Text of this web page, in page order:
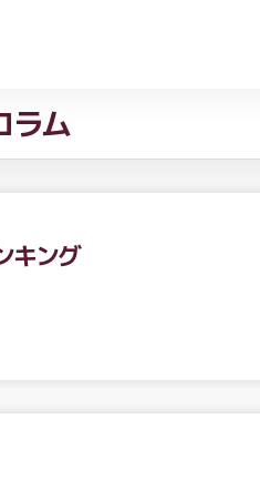
ラム
キング